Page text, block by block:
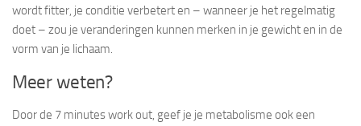
wordt fitter, je conditie verbetert en – wanneer je het regelmatig
doet – zou je veranderingen kunnen merken in je gewicht en in de
vorm van je lichaam.
Meer weten?
Door de 7 minutes work out, geef je je metabolisme ook een